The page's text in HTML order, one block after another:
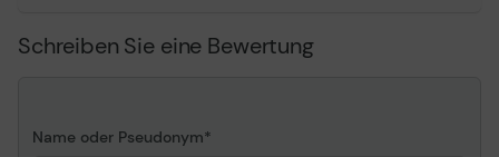
Merkmale
Feststellbare Rollen
Form
Schreiben Sie eine Bewertung
Name oder Pseudonym